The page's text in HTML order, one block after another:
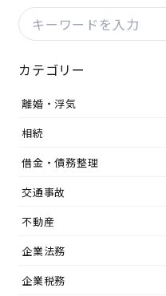
カテゴリー
離婚・浮気
相続
借金・債務整理
交通事故
不動産
企業法務
企業税務